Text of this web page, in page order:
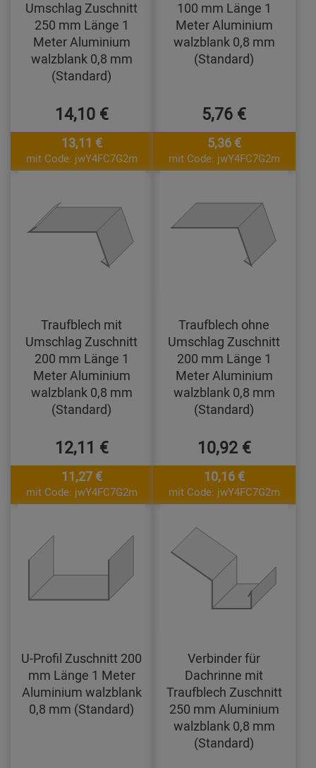
Umschlag Zuschnitt
250 mm Länge 1
Meter Aluminium
walzblank 0,8 mm
(Standard)
14,10 €
13,11 €
mit Code: jwY4FC7G2m
100 mm Länge 1
Meter Aluminium
walzblank 0,8 mm
(Standard)
5,76 €
5,36 €
mit Code: jwY4FC7G2m
Traufblech mit
Umschlag Zuschnitt
200 mm Länge 1
Meter Aluminium
walzblank 0,8 mm
(Standard)
12,11 €
11,27 €
mit Code: jwY4FC7G2m
Traufblech ohne
Umschlag Zuschnitt
200 mm Länge 1
Meter Aluminium
walzblank 0,8 mm
(Standard)
10,92 €
10,16 €
mit Code: jwY4FC7G2m
U-Profil Zuschnitt 200
mm Länge 1 Meter
Aluminium walzblank
0,8 mm (Standard)
Verbinder für
Dachrinne mit
Traufblech Zuschnitt
250 mm Aluminium
walzblank 0,8 mm
(Standard)